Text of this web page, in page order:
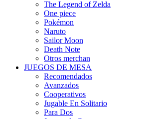
The Legend of Zelda
One piece
Pokémon
Naruto
Sailor Moon
Death Note
Otros merchan
JUEGOS DE MESA
Recomendados
Avanzados
Cooperativos
Jugable En Solitario
Para Dos